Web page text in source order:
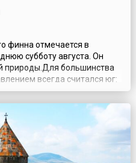
финна отмечается в
субботу августа. Он
природы.Для большинства
всегда считался юг:
пальмы, лазурные
Однако, есть люди,
сторону – на
сев...